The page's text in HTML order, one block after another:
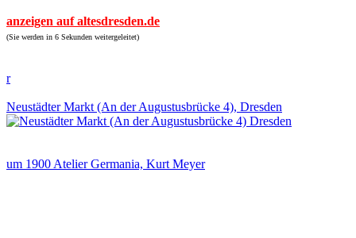
anzeigen auf altesdresden.de
(Sie werden in 6 Sekunden weitergeleitet)
r
Neustädter Markt (An der Augustusbrücke 4), Dresden
um 1900 Atelier Germania, Kurt Meyer